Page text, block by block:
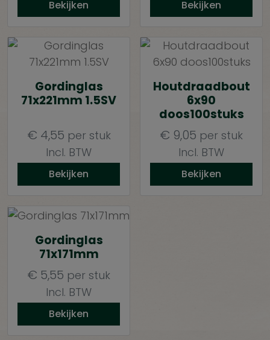
Bekijken Bekijken
Gordinglas
71x221mm 1.5SV
€ 4,55 per stuk
Incl. BTW
Bekijken
Houtdraadbout
6x90
doos100stuks
€ 9,05 per stuk
Incl. BTW
Bekijken
Gordinglas
71x171mm
€ 5,55 per stuk
Incl. BTW
Bekijken